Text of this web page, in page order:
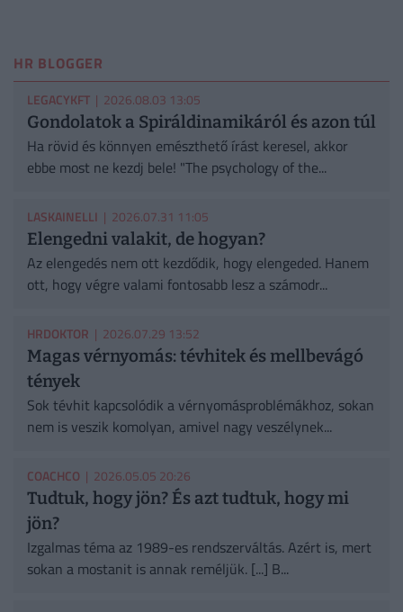
HR BLOGGER
LEGACYKFT | 2026.08.03 13:05
Gondolatok a Spiráldinamikáról és azon túl
Ha rövid és könnyen emészthető írást keresel, akkor
ebbe most ne kezdj bele! "The psychology of the...
LASKAINELLI | 2026.07.31 11:05
Elengedni valakit, de hogyan?
Az elengedés nem ott kezdődik, hogy elengeded. Hanem
ott, hogy végre valami fontosabb lesz a számodr...
HRDOKTOR | 2026.07.29 13:52
Magas vérnyomás: tévhitek és mellbevágó
tények
Sok tévhit kapcsolódik a vérnyomásproblémákhoz, sokan
nem is veszik komolyan, amivel nagy veszélynek...
COACHCO | 2026.05.05 20:26
Tudtuk, hogy jön? És azt tudtuk, hogy mi
jön?
Izgalmas téma az 1989-es rendszerváltás. Azért is, mert
sokan a mostanit is annak reméljük. [...] B...